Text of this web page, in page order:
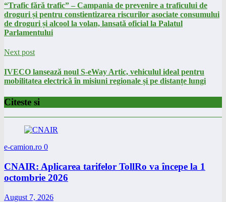
“Trafic fără trafic” – Campania de prevenire a traficului de
droguri și pentru constientizarea riscurilor asociate consumului
de droguri și alcool la volan, lansată oficial la Palatul
Parlamentului
Next post
IVECO lansează noul S-eWay Artic, vehiculul ideal pentru
mobilitatea electrică în misiuni regionale și pe distanțe lungi
Citeste si
e-camion.ro 0
CNAIR: Aplicarea tarifelor TollRo va începe la 1
octombrie 2026
August 7, 2026